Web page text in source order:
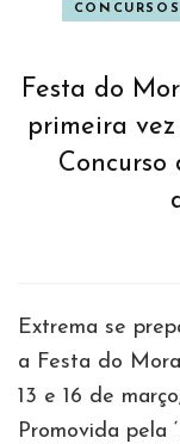
CONCURSOS
Festa do
primeira
Extrema se
a Festa do
13 e 16 de
Promovida pela